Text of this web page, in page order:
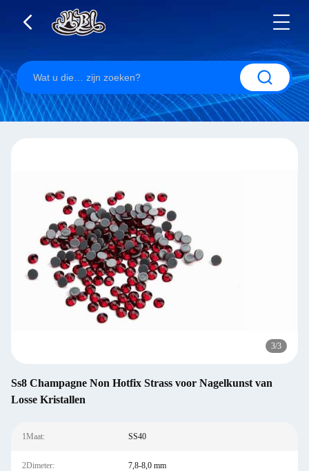
3/3
Ss8 Champagne Non Hotfix Strass voor Nagelkunst van
Losse Kristallen
1Maat: SS40
2Dimeter: 7,8-8,0 mm